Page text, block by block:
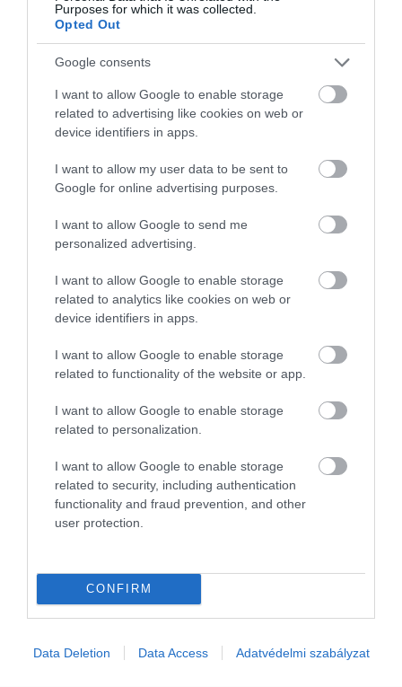
Purposes for which it was collected.
Opted Out
Google consents
I want to allow Google to enable storage
related to advertising like cookies on web or
device identifiers in apps.
I want to allow my user data to be sent to
Google for online advertising purposes.
I want to allow Google to send me
personalized advertising.
I want to allow Google to enable storage
related to analytics like cookies on web or
device identifiers in apps.
I want to allow Google to enable storage
related to functionality of the website or app.
I want to allow Google to enable storage
related to personalization.
I want to allow Google to enable storage
related to security, including authentication
functionality and fraud prevention, and other
user protection.
CONFIRM
Data Deletion Data Access Adatvédelmi szabályzat
Hitelből lakásfelújítás: itt vannak a THM-ek és a
A legjobb szabad felhasználású jelzáloghitelek teljes hiteldíj
mutatói (THM) fél százalékponttal alacsonyabbak a
legjobb személyi kölcsönökhöz képest, ha lakást tervezünk ebből